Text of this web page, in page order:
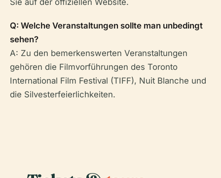
Sie auf der offiziellen Website.
Q: Welche Veranstaltungen sollte man unbedingt
sehen?
A: Zu den bemerkenswerten Veranstaltungen
gehören die Filmvorführungen des Toronto
International Film Festival (TIFF), Nuit Blanche und
die Silvesterfeierlichkeiten.